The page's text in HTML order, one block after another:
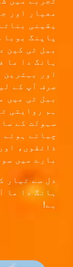
یقینی
پاپنگ بوبا
ببل ٹی کین
ہانگ دا ما
اور بہترین
ببل ٹی میں
ہم روایتی
سہولت کے
چبائے ہوئے
ذائقوں،
بارے میں
دل سے تیار
ہے!